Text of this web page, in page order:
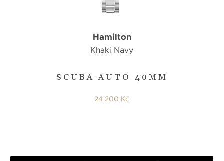
SCUBA AUTO 40MM
Hamilton
Khaki Navy
24 200 Kč